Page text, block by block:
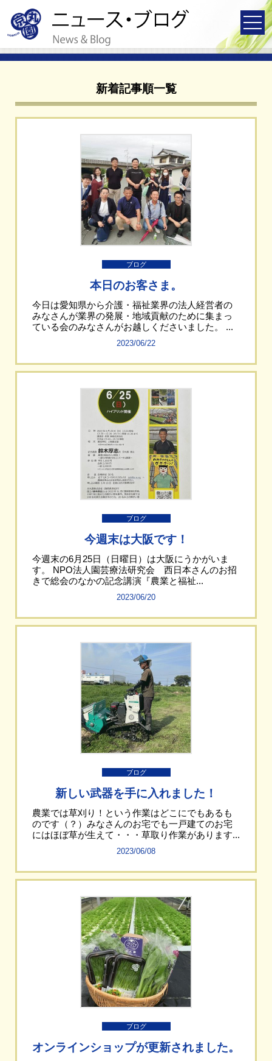
新着記事順一覧
ブログ
本日のお客さま。
今日は愛知県から介護・福祉業界の法人経営者の
みなさんが業界の発展・地域貢献のために集まっ
ている会のみなさんがお越しくださいました。 ...
2023/06/22
ブログ
今週末は大阪です！
今週末の6月25日（日曜日）は大阪にうかがいま
す。 NPO法人園芸療法研究会 西日本さんのお招
きで総会のなかの記念講演『農業と福祉...
2023/06/20
ブログ
新しい武器を手に入れました！
農業では草刈り！という作業はどこにでもあるも
のです（？）みなさんのお宅でも一戸建てのお宅
にはほぼ草が生えて・・・草取り作業があります...
2023/06/08
ブログ
オンラインショップが更新されました。